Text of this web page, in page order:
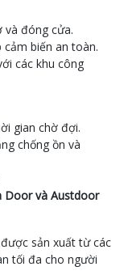
và đóng cửa.
biến an toàn.
các khu công
gian chờ đợi.
chống ồn và
Door và Austdoor
sản xuất từ các
tối đa cho người